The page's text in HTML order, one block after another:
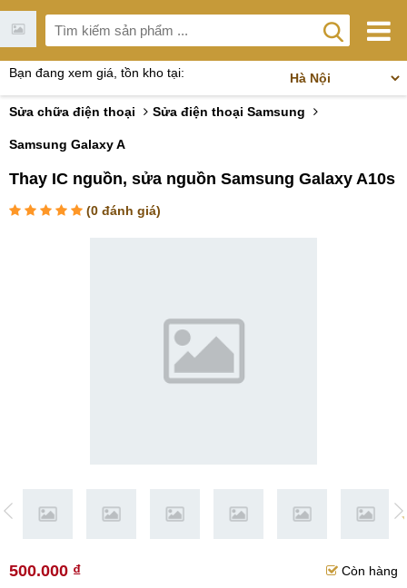
Bạn đang xem giá, tồn kho tại:
Sửa chữa điện thoại Sửa điện thoại Samsung
Samsung Galaxy A
Thay IC nguồn, sửa nguồn Samsung Galaxy A10s
(0 đánh giá)
500.000 ₫
Còn hàng